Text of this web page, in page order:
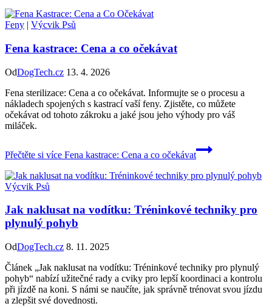
Feny | Výcvik Psů
Fena kastrace: Cena a co očekávat
OdDogTech.cz 13. 4. 2026
Fena sterilizace: Cena a co očekávat. Informujte se o procesu a
nákladech spojených s kastrací vaší feny. Zjistěte, co můžete
očekávat od tohoto zákroku a jaké jsou jeho výhody pro váš
miláček.
Přečtěte si více Fena kastrace: Cena a co očekávat
Výcvik Psů
Jak naklusat na vodítku: Tréninkové techniky pro
plynulý pohyb
OdDogTech.cz 8. 11. 2025
Článek „Jak naklusat na vodítku: Tréninkové techniky pro plynulý
pohyb“ nabízí užitečné rady a cviky pro lepší koordinaci a kontrolu
při jízdě na koni. S námi se naučíte, jak správně trénovat svou jízdu
a zlepšit své dovednosti.